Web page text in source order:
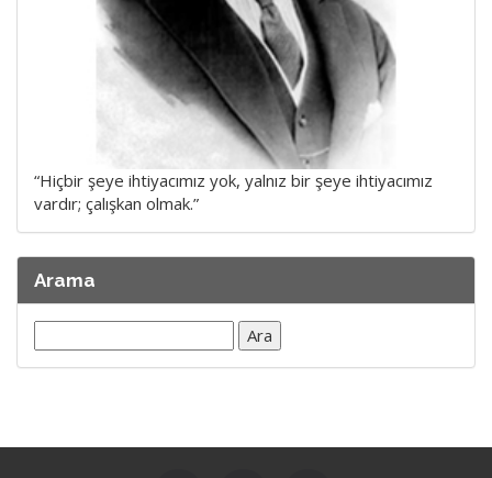
“Hiçbir şeye ihtiyacımız yok, yalnız bir şeye ihtiyacımız
vardır; çalışkan olmak.”
Arama